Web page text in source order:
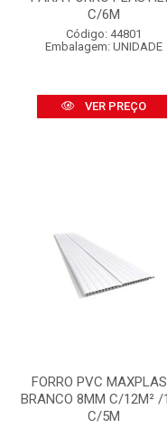
C/6M
Código: 44801
Embalagem: UNIDADE
VER PREÇO
FORRO PVC
BRANCO 8MM C/12M² /
C/5M